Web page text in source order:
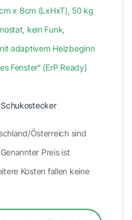
x 8cm (LxHxT), 50 kg
kein Funk,
adaptivem Heizbeginn
Fenster“ (ErP Ready)
Österreich sind
Preis ist
Kosten fallen keine